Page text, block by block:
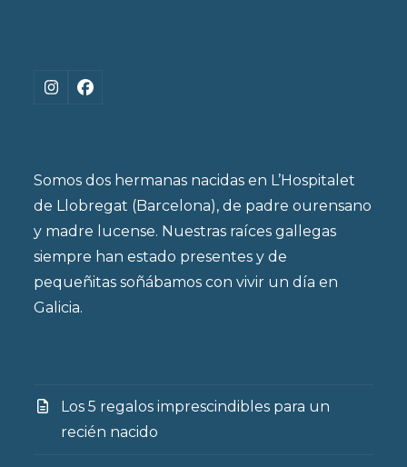
Instagram
Facebook
Somos dos hermanas nacidas en L’Hospitalet
de Llobregat (Barcelona), de padre ourensano
y madre lucense. Nuestras raíces gallegas
siempre han estado presentes y de
pequeñitas soñábamos con vivir un día en
Galicia.
Los 5 regalos imprescindibles para un
recién nacido